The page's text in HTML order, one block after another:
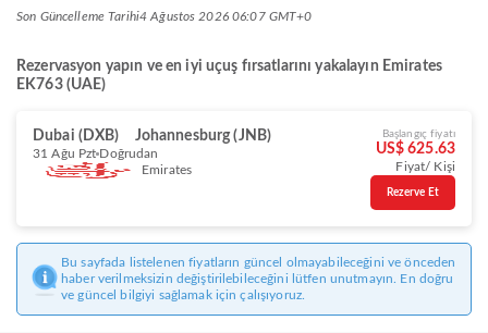
Son Güncelleme Tarihi4 Ağustos 2026 06:07 GMT+0
Rezervasyon yapın ve en iyi uçuş fırsatlarını yakalayın Emirates
EK763 (UAE)
Dubai (DXB) Johannesburg (JNB)
31 Ağu Pzt Doğrudan
Emirates
Başlangıç fiyatı
US$ 625.63
Fiyat/ Kişi
Rezerve Et
Bu sayfada listelenen fiyatların güncel olmayabileceğini ve önceden
haber verilmeksizin değiştirilebileceğini lütfen unutmayın. En doğru
ve güncel bilgiyi sağlamak için çalışıyoruz.